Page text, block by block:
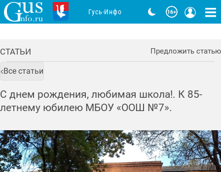
СТАТЬИ Предложить статью
Все статьи
С днем рождения, любимая школа!. К 85-
летнему юбилею МБОУ «ООШ №7».
Гусь-Инфо